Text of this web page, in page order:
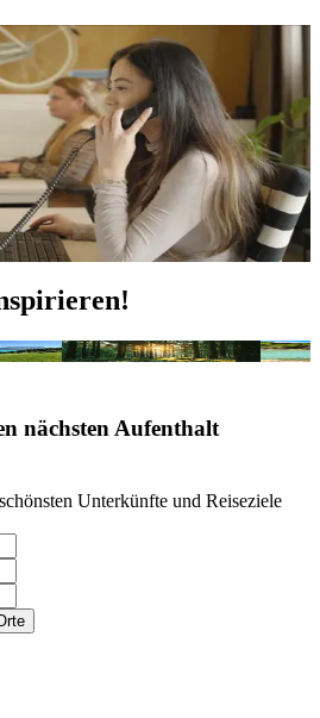
Fragen?
da
steht Ihnen jederzeit
Ihre Fragen zeitnah per E-
Persönlich und zuverlässig.
Wandern im Schwarzwald Die
nächsten Aufenthalt
Unterkünfte und Reiseziele